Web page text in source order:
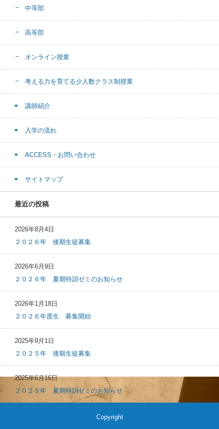
中等部
高等部
オンライン授業
考える力を育てる少人数クラス制授業
講師紹介
入学の流れ
ACCESS・お問い合わせ
サイトマップ
最近の投稿
2026年8月4日
２０２６年 後期生徒募集
2026年6月9日
２０２６年 夏期特訓ゼミのお知らせ
2026年1月18日
２０２６年度生 募集開始
2025年9月1日
２０２５年 後期生徒募集
2025年6月16日
２０２５年 夏期特訓ゼミのお知らせ
Copyright